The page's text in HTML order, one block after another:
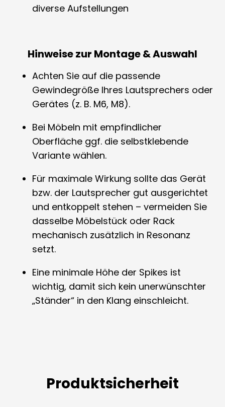
diverse Aufstellungen
Hinweise zur Montage & Auswahl
Achten Sie auf die passende
Gewindegröße Ihres Lautsprechers oder
Gerätes (z. B. M6, M8).
Bei Möbeln mit empfindlicher
Oberfläche ggf. die selbstklebende
Variante wählen.
Für maximale Wirkung sollte das Gerät
bzw. der Lautsprecher gut ausgerichtet
und entkoppelt stehen – vermeiden Sie
dasselbe Möbelstück oder Rack
mechanisch zusätzlich in Resonanz
setzt.
Eine minimale Höhe der Spikes ist
wichtig, damit sich kein unerwünschter
„Ständer“ in den Klang einschleicht.
Produktsicherheit